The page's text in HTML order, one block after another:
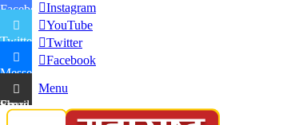
Instagram
YouTube
Twitter
Facebook
Menu
Facebook
Twitter
Messenger
Share via Email